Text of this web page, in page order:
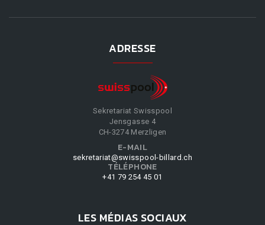
ADRESSE
Sekretariat Swisspool
Jensgasse 4
CH-3274 Merzligen
E-MAIL
sekretariat@swisspool-billard.ch
TÉLÉPHONE
+41 79 254 45 01
LES MÉDIAS SOCIAUX